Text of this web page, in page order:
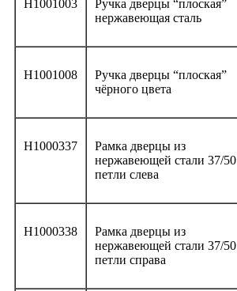
H1001003
Ручка дверцы “плоская”
нержавеющая сталь
H1001008
Ручка дверцы “плоская”
чёрного цвета
H1000337
Рамка дверцы из
нержавеющей стали 37/50
петли слева
H1000338
Рамка дверцы из
нержавеющей стали 37/50
петли справа